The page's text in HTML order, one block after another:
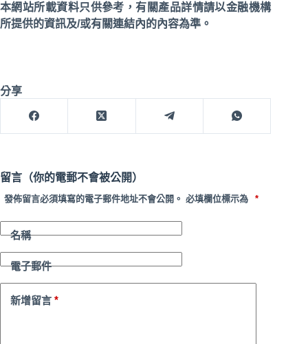
本網站所載資料只供參考，有關產品詳情請以金融機構
所提供的資訊及/或有關連結內的內容為準。
分享
留言（你的電郵不會被公開）
發佈留言必須填寫的電子郵件地址不會公開。 必填欄位標示為 *
名稱
電子郵件
新增留言 *